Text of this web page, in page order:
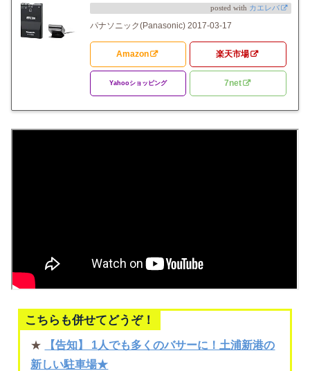
posted with カエレバ
パナソニック(Panasonic) 2017-03-17
Amazon 楽天市場
Yahooショッピング 7net
こちらも併せてどうぞ！
★
【告知】 1人でも多くのバサーに！土浦新港の
新しい駐車場★